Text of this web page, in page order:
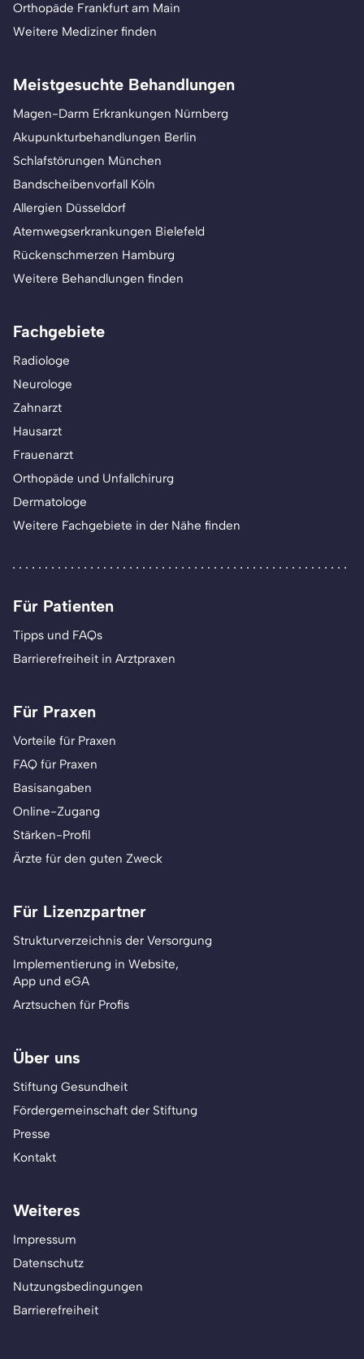
Orthopäde Frankfurt am Main
Weitere Mediziner finden
Meistgesuchte Behandlungen
Magen-Darm Erkrankungen Nürnberg
Akupunkturbehandlungen Berlin
Schlafstörungen München
Bandscheibenvorfall Köln
Allergien Düsseldorf
Atemwegserkrankungen Bielefeld
Rückenschmerzen Hamburg
Weitere Behandlungen finden
Fachgebiete
Radiologe
Neurologe
Zahnarzt
Hausarzt
Frauenarzt
Orthopäde und Unfallchirurg
Dermatologe
Weitere Fachgebiete in der Nähe finden
Für Patienten
Tipps und FAQs
Barrierefreiheit in Arztpraxen
Für Praxen
Vorteile für Praxen
FAQ für Praxen
Basisangaben
Online-Zugang
Stärken-Profil
Ärzte für den guten Zweck
Für Lizenzpartner
Strukturverzeichnis der Versorgung
Implementierung in Website,
App und eGA
Arztsuchen für Profis
Über uns
Stiftung Gesundheit
Fördergemeinschaft der Stiftung
Presse
Kontakt
Weiteres
Impressum
Datenschutz
Nutzungsbedingungen
Barrierefreiheit